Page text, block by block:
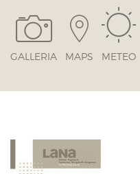
GALLERIA MAPS METEO